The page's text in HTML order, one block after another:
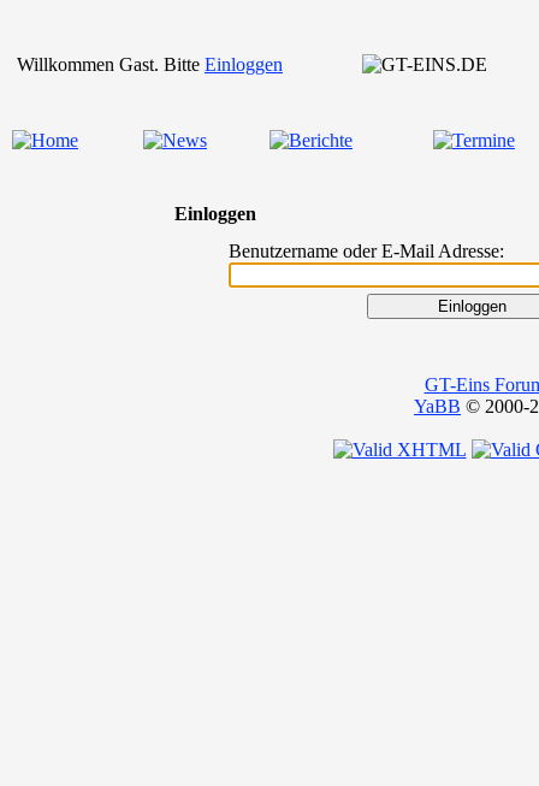
Willkommen Gast. Bitte Einloggen
Einloggen
Benutzername oder E-Mail Adresse:
GT-Eins
YaBB © 2000-